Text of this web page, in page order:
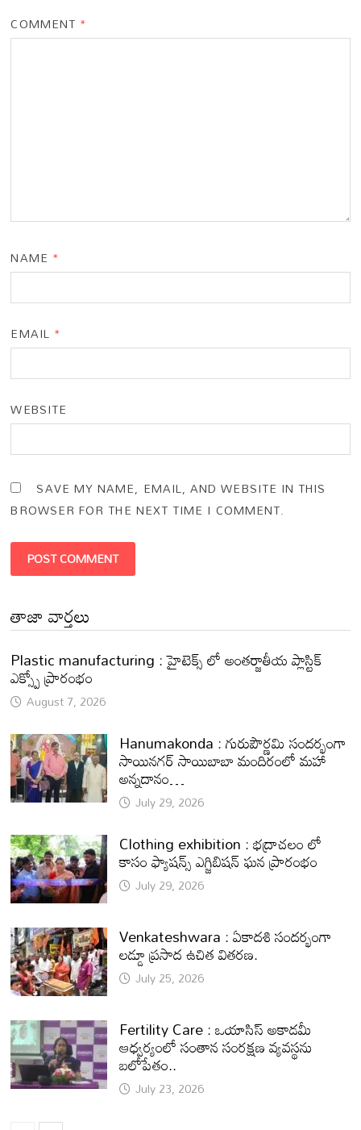
COMMENT *
NAME *
EMAIL *
WEBSITE
SAVE MY NAME, EMAIL, AND WEBSITE IN THIS
BROWSER FOR THE NEXT TIME I COMMENT.
తాజా వార్తలు
Plastic manufacturing : హైటెక్స్ లో అంతర్జాతీయ ప్లాస్టిక్
ఎక్స్పో ప్రారంభం
August 7, 2026
Hanumakonda : గురుపౌర్ణమి సందర్భంగా
సాయినగర్‌ సాయిబాబా మందిరంలో మహా
అన్నదానం…
July 29, 2026
Clothing exhibition : భద్రాచలం లో
కాసం ఫ్యాషన్స్ ఎగ్జిబిషన్ ఘన ప్రారంభం
July 29, 2026
Venkateshwara : ఏకాదశి సందర్భంగా
లడ్డూ ప్రసాద ఉచిత వితరణ.
July 25, 2026
Fertility Care : ఒయాసిస్ అకాడమీ
ఆధ్వర్యంలో సంతాన సంరక్షణ వ్యవస్థను
బలోపేతం..
July 23, 2026